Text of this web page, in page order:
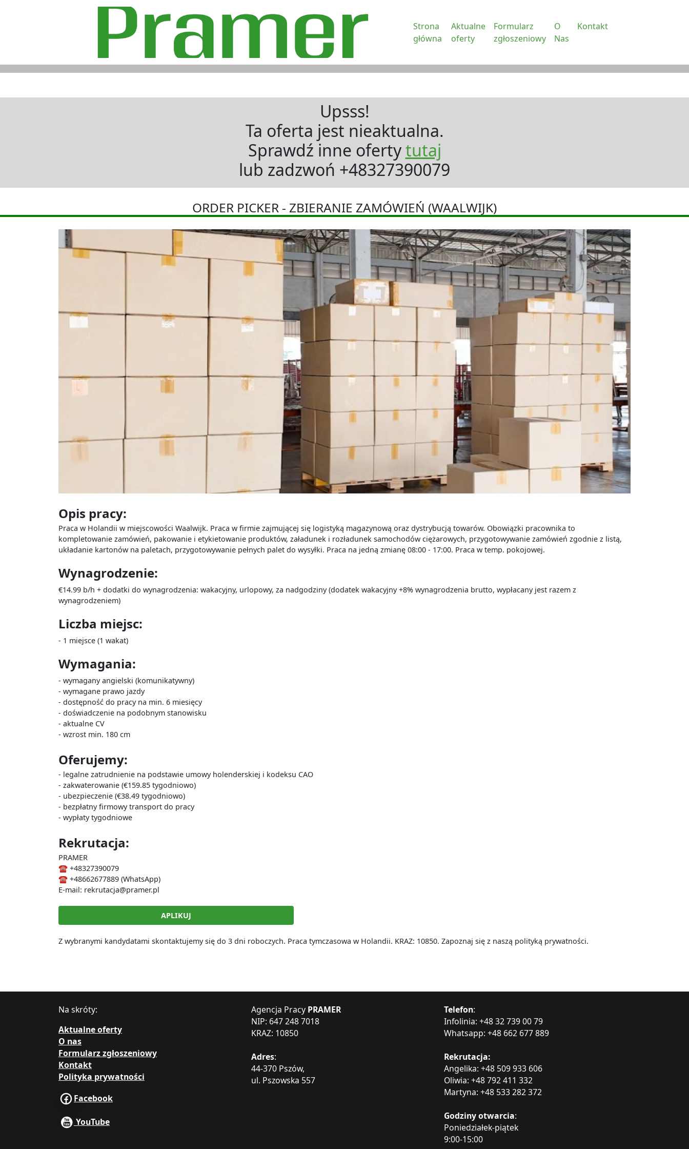
Strona
główna
Aktualne
oferty
Formularz
zgłoszeniowy
O
Nas
Kontakt
Upsss!
Ta oferta jest nieaktualna.
Sprawdź inne ofertytutaj
lub zadzwoń +48327390079
ORDER PICKER - ZBIERANIE ZAMÓWIEŃ (WAALWIJK)
Opis pracy:
Praca w Holandii w miejscowości Waalwijk. Praca w firmie zajmującej się logistyką magazynową oraz dystrybucją towarów. Obowiązki pracownika to
kompletowanie zamówień, pakowanie i etykietowanie produktów, załadunek i rozładunek samochodów ciężarowych, przygotowywanie zamówień zgodnie z listą,
układanie kartonów na paletach, przygotowywanie pełnych palet do wysyłki. Praca na jedną zmianę 08:00 - 17:00. Praca w temp. pokojowej.
Wynagrodzenie:
€14.99 b/h + dodatki do wynagrodzenia: wakacyjny, urlopowy, za nadgodziny (dodatek wakacyjny +8% wynagrodzenia brutto, wypłacany jest razem z
wynagrodzeniem)
Liczba miejsc:
- 1 miejsce (1 wakat)
Wymagania:
- wymagany angielski (komunikatywny)
- wymagane prawo jazdy
- dostępność do pracy na min. 6 miesięcy
- doświadczenie na podobnym stanowisku
- aktualne CV
- wzrost min. 180 cm
Oferujemy:
- legalne zatrudnienie na podstawie umowy holenderskiej i kodeksu CAO
- zakwaterowanie (€159.85 tygodniowo)
- ubezpieczenie (€38.49 tygodniowo)
- bezpłatny firmowy transport do pracy
- wypłaty tygodniowe
Rekrutacja:
PRAMER
☎ +48327390079
☎ +48662677889 (WhatsApp)
E-mail: rekrutacja@pramer.pl
APLIKUJ
Z wybranymi kandydatami skontaktujemy się do 3 dni roboczych. Praca tymczasowa w Holandii. KRAZ: 10850. Zapoznaj się z naszą polityką prywatności.
Na skróty:
Aktualne oferty
O nas
Formularz zgłoszeniowy
Kontakt
Polityka prywatności
Facebook
YouTube
Agencja Pracy PRAMER
NIP: 647 248 7018
KRAZ: 10850
Adres:
44-370 Pszów,
ul. Pszowska 557
Telefon:
Infolinia: +48 32 739 00 79
Whatsapp: +48 662 677 889
Rekrutacja:
Angelika: +48 509 933 606
Oliwia: +48 792 411 332
Martyna: +48 533 282 372
Godziny otwarcia:
Poniedziałek-piątek
9:00-15:00